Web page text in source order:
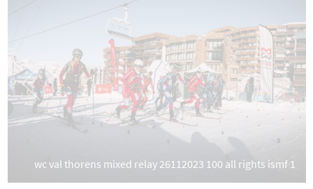
wc val thorens mixed relay 26112023 100 all rights ismf 1